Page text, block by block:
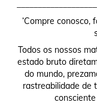
‘Compre conosco,
Todos os nossos
estado bruto
do mundo,
rastreabilidade de